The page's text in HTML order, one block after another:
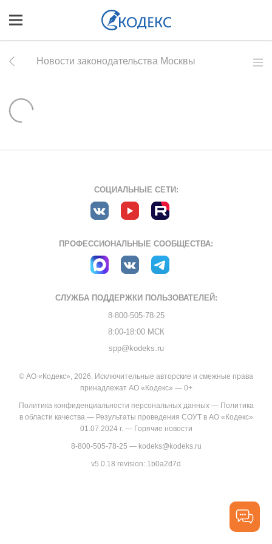
Новости законодательства Москвы
СОЦИАЛЬНЫЕ СЕТИ:
ПРОФЕССИОНАЛЬНЫЕ СООБЩЕСТВА:
СЛУЖБА ПОДДЕРЖКИ ПОЛЬЗОВАТЕЛЕЙ:
8-800-505-78-25
8:00-18:00 МСК
spp@kodeks.ru
© АО «Кодекс», 2026. Исключительные авторские и смежные права
принадлежат АО «Кодекс» — 0+
Политика конфиденциальности персональных данных— Политика
в области качества— Результаты проведения СОУТ в АО «Кодекс»
01.07.2024 г.— Горячие новости
8-800-505-78-25 — kodeks@kodeks.ru
v5.0.18 revision: 1b0a2d7d